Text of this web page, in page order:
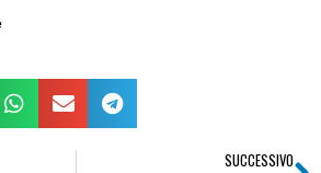
SUCCESSIVO